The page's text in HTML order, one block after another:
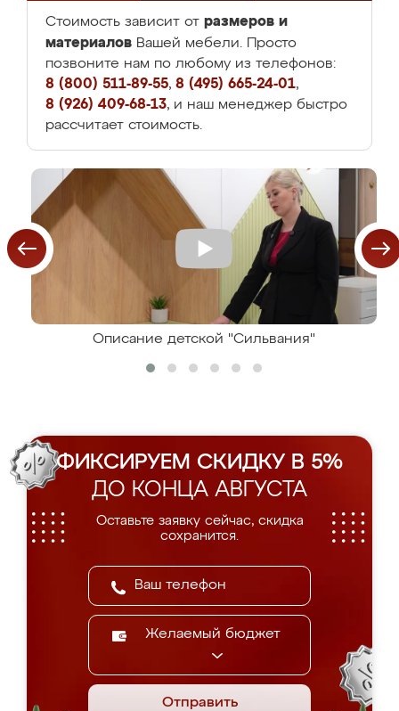
Стоимость зависит от размеров и
материалов Вашей мебели. Просто
позвоните нам по любому из телефонов:
8 (800) 511-89-55, 8 (495) 665-24-01,
8 (926) 409-68-13, и наш менеджер быстро
рассчитает стоимость.
Описание детской "Сильвания"
ФИКСИРУЕМ СКИДКУ В 5%
ДО КОНЦА АВГУСТА
Оставьте заявку сейчас, скидка
сохранится.
Желаемый бюджет
Отправить